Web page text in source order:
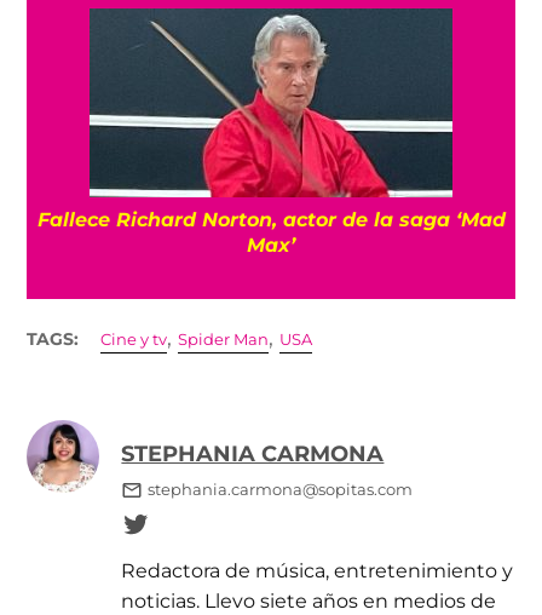
Fallece Richard Norton, actor de la saga ‘Mad
Max’
TAGS: Cine y tv,Spider Man, USA
STEPHANIA CARMONA
stephania.carmona@sopitas.com
Redactora de música, entretenimiento y
noticias. Llevo siete años en medios de